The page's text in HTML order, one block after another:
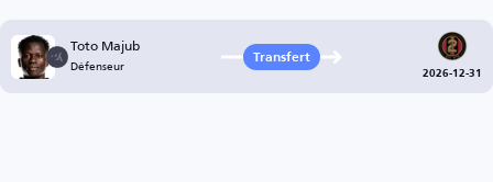
Toto Majub
Défenseur Transfert
2026-12-31